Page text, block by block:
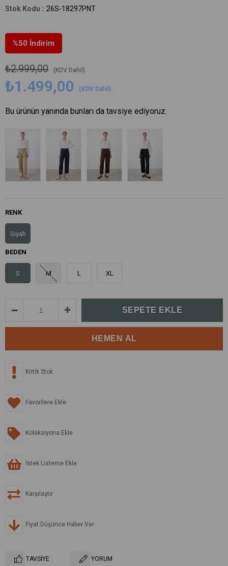
26S-18297PNT
%50 İndirim
₺2.999,00 (KDV Dahil)
₺1.499,00 (KDV Dahil)
Bu ürünün yanında bunları da tavsiye ediyoruz.
RENK
Siyah
BEDEN
S M L XL
Kritik Stok
Favorilere Ekle
Koleksiyona Ekle
İstek Listeme Ekle
Karşılaştır
Fiyat Düşünce Haber Ver
TAVSIYE YORUM